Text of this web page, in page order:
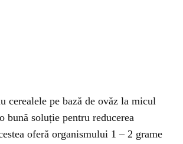
cerealele pe bază de ovăz la micul
bună soluție pentru reducerea
oferă organismului 1 – 2 grame